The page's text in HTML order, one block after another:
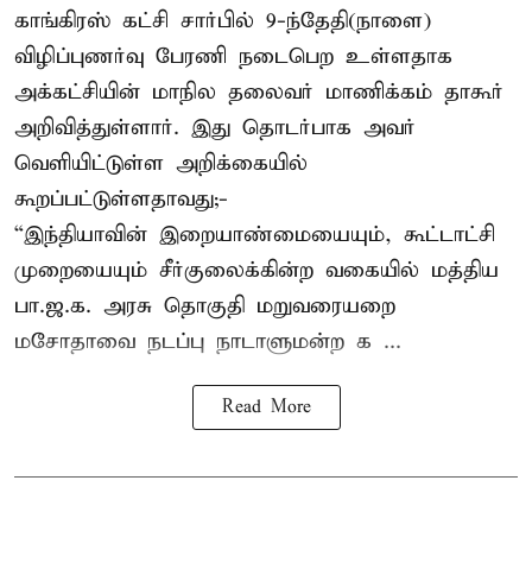
காங்கிரஸ் கட்சி சார்பில் 9-ந்தேதி(நாளை)
விழிப்புணர்வு பேரணி நடைபெற உள்ளதாக
அக்கட்சியின் மாநில தலைவர் மாணிக்கம் தாகூர்
அறிவித்துள்ளார். இது தொடர்பாக அவர்
வெளியிட்டுள்ள அறிக்கையில்
கூறப்பட்டுள்ளதாவது;-
“இந்தியாவின் இறையாண்மையையும், கூட்டாட்சி
முறையையும் சீர்குலைக்கின்ற வகையில் மத்திய
பா.ஜ.க. அரசு தொகுதி மறுவரையறை
மசோதாவை நடப்பு நாடாளுமன்ற க ...
Read More